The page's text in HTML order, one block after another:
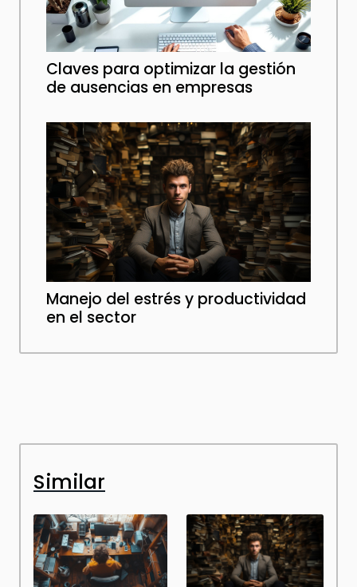
Claves para optimizar la gestión
de ausencias en empresas
Manejo del estrés y productividad
en el sector
Similar